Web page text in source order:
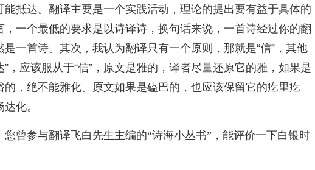
能抵达。翻译主要是一个实践活动，理论的提出要有益于具体的
，一个最低的要求是以诗译诗，换句话来说，一首诗经过你的翻
一首诗。其次，我认为翻译只有一个原则，那就是“信”，其他
”，应该服从于“信”，原文是雅的，译者尽量还原它的雅，如果是
的，绝不能雅化。原文如果是磕巴的，也应该保留它的疙里疙
化。
您曾参与翻译飞白先生主编的“诗海小丛书”，能评价一下白银时